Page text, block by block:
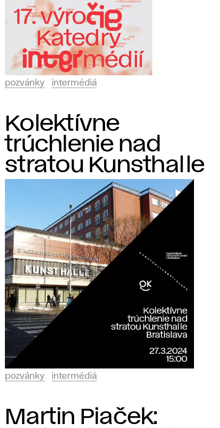
pozvánky intermédiá
Kolektívne
trúchlenie nad
stratou Kunsthalle
pozvánky intermédiá
Martin Piaček: